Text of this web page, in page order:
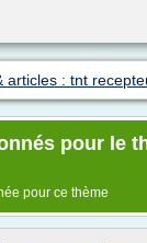
articles : tnt
pour le
pour ce thème